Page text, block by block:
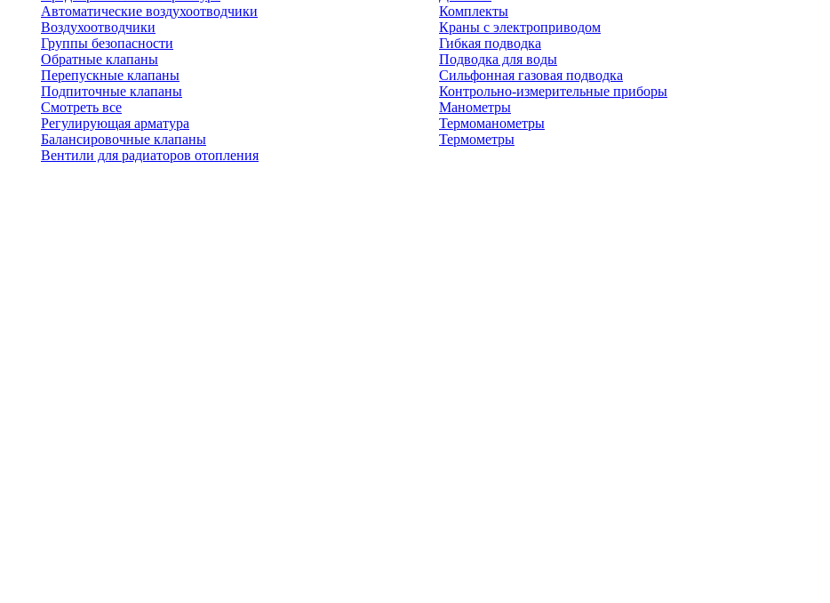
Автоматические воздухоотводчики
Воздухоотводчики
Группы безопасности
Обратные клапаны
Перепускные клапаны
Подпиточные клапаны
Смотреть все
Регулирующая арматура
Балансировочные клапаны
Вентили для радиаторов отопления
Комплекты
Краны с электроприводом
Гибкая подводка
Подводка для воды
Сильфонная газовая подводка
Контрольно-измерительные приборы
Манометры
Термоманометры
Термометры